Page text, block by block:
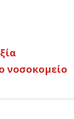
νοσοκομείο